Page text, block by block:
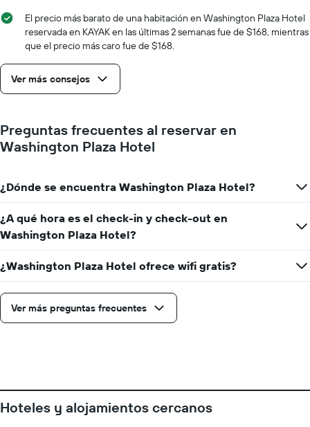
El precio más barato de una habitación en Washington Plaza Hotel
reservada en KAYAK en las últimas 2 semanas fue de $168, mientras
que el precio más caro fue de $168.
Ver más consejos
Preguntas frecuentes al reservar en
Washington Plaza Hotel
¿Dónde se encuentra Washington Plaza Hotel?
¿A qué hora es el check-in y check-out en
Washington Plaza Hotel?
¿Washington Plaza Hotel ofrece wifi gratis?
Ver más preguntas frecuentes
Hoteles y alojamientos cercanos